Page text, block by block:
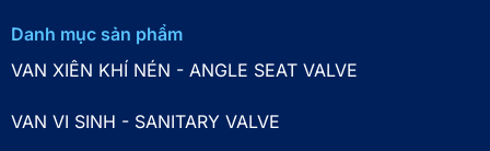
Danh mục sản phẩm
VAN XIÊN KHÍ NÉN - ANGLE SEAT VALVE
VAN VI SINH - SANITARY VALVE